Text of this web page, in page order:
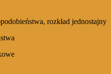
rozkład jednostajny